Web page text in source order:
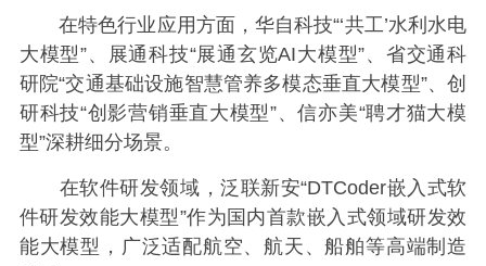
在特色行业应用方面，华自科技“‘共工’水利水电
大模型”、展通科技“展通玄览AI大模型”、省交通科
研院“交通基础设施智慧管养多模态垂直大模型”、创
研科技“创影营销垂直大模型”、信亦美“聘才猫大模
型”深耕细分场景。
在软件研发领域，泛联新安“DTCoder嵌入式软
件研发效能大模型”作为国内首款嵌入式领域研发效
能大模型，广泛适配航空、航天、船舶等高端制造